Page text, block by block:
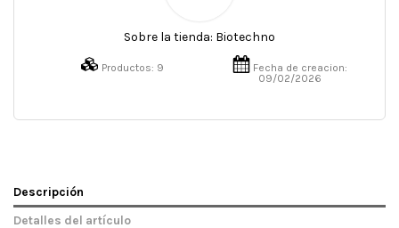
Sobre la tienda: Biotechno
Productos: 9
Fecha de creacion:
09/02/2026
Descripción
Detalles del artículo